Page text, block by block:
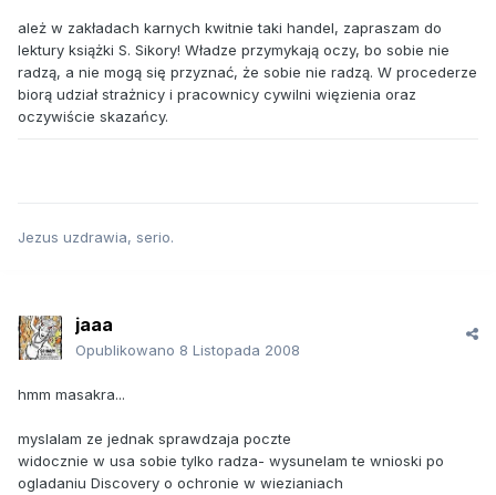
ależ w zakładach karnych kwitnie taki handel, zapraszam do
lektury książki S. Sikory! Władze przymykają oczy, bo sobie nie
radzą, a nie mogą się przyznać, że sobie nie radzą. W procederze
biorą udział strażnicy i pracownicy cywilni więzienia oraz
oczywiście skazańcy.
Jezus uzdrawia, serio.
jaaa
Opublikowano 8 Listopada 2008
hmm masakra...
myslalam ze jednak sprawdzaja poczte
widocznie w usa sobie tylko radza- wysunelam te wnioski po
ogladaniu Discovery o ochronie w wiezianiach